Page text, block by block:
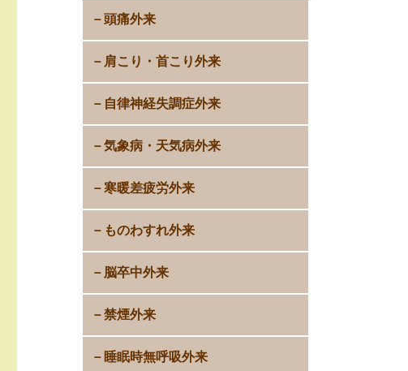
頭痛外来
肩こり・首こり外来
自律神経失調症外来
気象病・天気病外来
寒暖差疲労外来
ものわすれ外来
脳卒中外来
禁煙外来
睡眠時無呼吸外来